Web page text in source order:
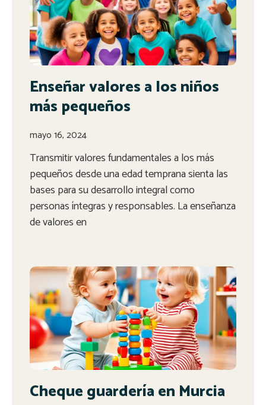
Enseñar valores a los niños
más pequeños
mayo 16, 2024
Transmitir valores fundamentales a los más
pequeños desde una edad temprana sienta las
bases para su desarrollo integral como
personas íntegras y responsables. La enseñanza
de valores en
Cheque guardería en Murcia